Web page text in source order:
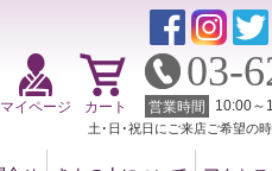
マイページ カート
03-
営業時間 10:00～
土･日･祝日にご来店ご希望の